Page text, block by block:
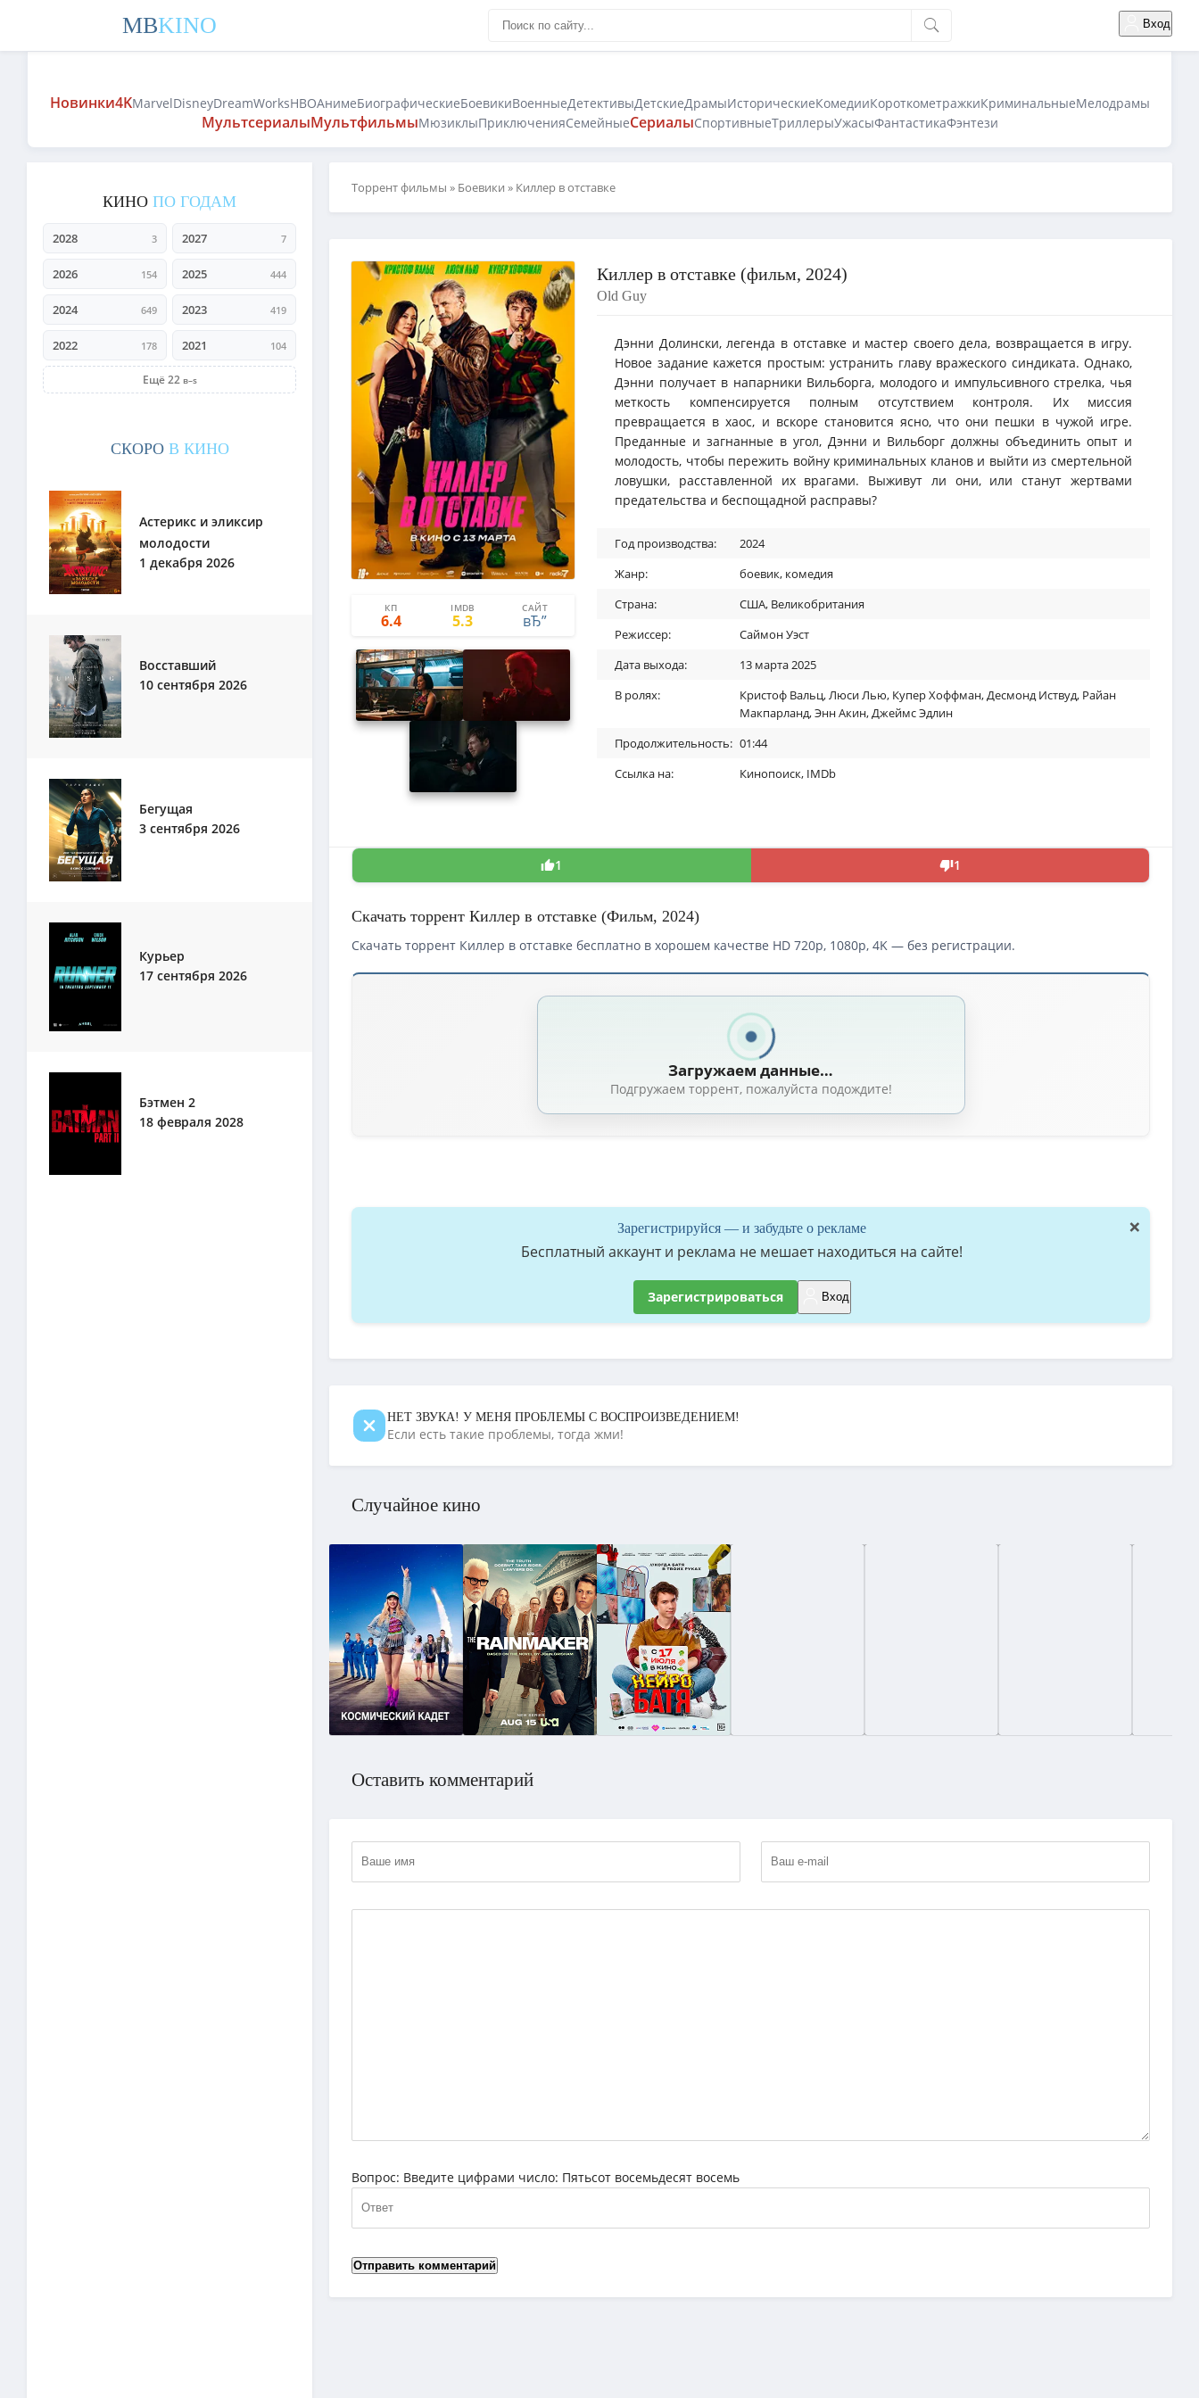
MBKINO Вход
Новинки4KMarvelDisneyDreamWorksHBOАнимеБиографическиеБоевикиВоенныеДетективыДетскиеДрамыИсторическиеКомедииКороткометражкиКриминальныеМелодрамы
МультсериалыМультфильмыМюзиклыПриключенияСемейныеСериалыСпортивныеТриллерыУжасыФантастикаФэнтези
КИНО ПО ГОДАМ
2028 3 2027 7
2026 154 2025 444
2024 649 2023 419
2022 178 2021 104
Ещё 22
СКОРО В КИНО
Астерикс и эликсир
молодости
1 декабря 2026
Восставший
10 сентября 2026
Бегущая
3 сентября 2026
Курьер
17 сентября 2026
Бэтмен 2
18 февраля 2028
Торрент фильмы » Боевики » Киллер в отставке
КП
6.4
IMDB
5.3
САЙТ
11
Киллер в отставке (фильм, 2024)
Old Guy
Дэнни Долински, легенда в отставке и мастер своего дела, возвращается в игру.
Новое задание кажется простым: устранить главу вражеского синдиката. Однако,
Дэнни получает в напарники Вильборга, молодого и импульсивного стрелка, чья
меткость компенсируется полным отсутствием контроля. Их миссия
превращается в хаос, и вскоре становится ясно, что они пешки в чужой игре.
Преданные и загнанные в угол, Дэнни и Вильборг должны объединить опыт и
молодость, чтобы пережить войну криминальных кланов и выйти из смертельной
ловушки, расставленной их врагами. Выживут ли они, или станут жертвами
предательства и беспощадной расправы?
Год производства:
2024
Жанр:
боевик, комедия
Страна:
США, Великобритания
Режиссер:
Саймон Уэст
Дата выхода:
13 марта 2025
В ролях:
Кристоф Вальц,Люси Лью, Купер Хоффман,Десмонд Иствуд, Райан
Макпарланд,Энн Акин,Джеймс Эдлин
Продолжительность: 01:44
Ссылка на:
Кинопоиск, IMDb
1 1
Скачать торрент Киллер в отставке (Фильм, 2024)
Скачать торрент Киллер в отставке бесплатно в хорошем качестве HD 720p, 1080p, 4K — без регистрации.
Загружаем данные…
Подгружаем торрент, пожалуйста подождите!
×
Зарегистрируйся — и забудьте о рекламе
Бесплатный аккаунт и реклама не мешает находиться на сайте!
Зарегистрироваться Вход
НЕТ ЗВУКА! У МЕНЯ ПРОБЛЕМЫ С ВОСПРОИЗВЕДЕНИЕМ!
Если есть такие проблемы, тогда жми!
Случайное кино
Оставить комментарий
Вопрос: Введите цифрами число: Пятьсот восемьдесят восемь
Отправить комментарий